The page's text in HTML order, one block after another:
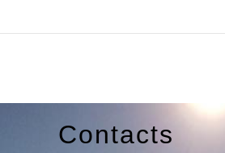
Contacts